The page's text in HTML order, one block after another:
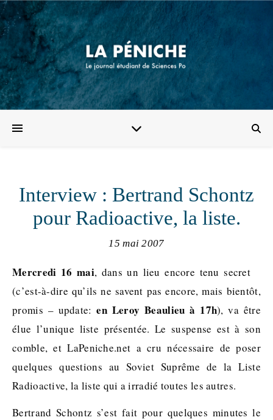
Interview : Bertrand Schontz
pour Radioactive, la liste.
15 mai 2007
Mercredi 16 mai, dans un lieu encore tenu secret
(c’est-à-dire qu’ils ne savent pas encore, mais bientôt,
promis – update:en Leroy Beaulieu à 17h), va être
élue l’unique liste présentée. Le suspense est à son
comble, et LaPeniche.net a cru nécessaire de poser
quelques questions au Soviet Suprême de la Liste
Radioactive, la liste qui a irradié toutes les autres.
Bertrand Schontz s’est fait pour quelques minutes le